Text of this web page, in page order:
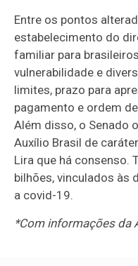
Entre os pontos
estabelecimento do
familiar para
vulnerabilidade e
limites, prazo para
pagamento e ordem
Além disso, o Senado
Auxílio Brasil de
Lira que há consenso.
bilhões, vinculados às
a covid-19.
*Com informações da